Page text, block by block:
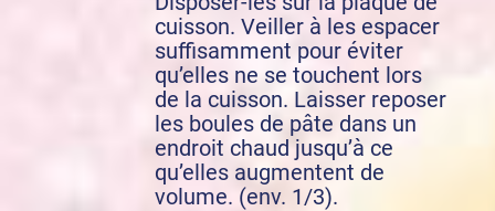
cuisson. Veiller à les espacer
suffisamment pour éviter
qu’elles ne se touchent lors
de la cuisson. Laisser reposer
les boules de pâte dans un
endroit chaud jusqu’à ce
qu’elles augmentent de
volume. (env. 1/3).